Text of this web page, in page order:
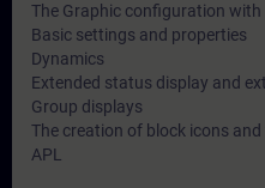
The Graphic configuration
Basic settings and properties
Dynamics
Extended status display and
Group displays
The creation of block icons
APL